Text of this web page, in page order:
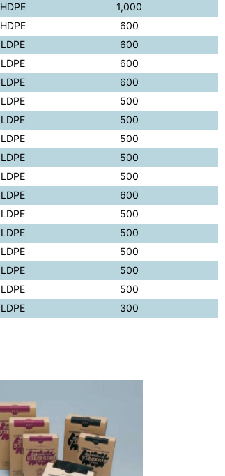
HDPE
1,000
HDPE
600
LDPE
600
LDPE
600
LDPE
600
LDPE
500
LDPE
500
LDPE
500
LDPE
500
LDPE
500
LDPE
600
LDPE
500
LDPE
500
LDPE
500
LDPE
500
LDPE
500
LDPE 300